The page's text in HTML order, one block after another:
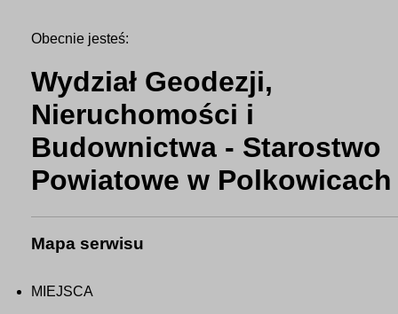
Obecnie jesteś:
Wydział Geodezji,
Nieruchomości i
Budownictwa - Starostwo
Powiatowe w Polkowicach
Mapa serwisu
MIEJSCA